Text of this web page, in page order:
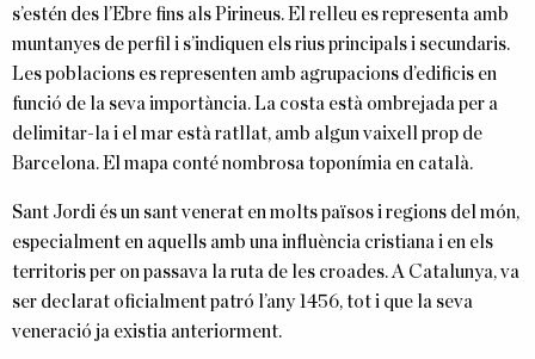
s’estén des l’Ebre fins als Pirineus. El relleu es representa amb
muntanyes de perfil i s’indiquen els rius principals i secundaris.
Les poblacions es representen amb agrupacions d’edificis en
funció de la seva importància. La costa està ombrejada per a
delimitar-la i el mar està ratllat, amb algun vaixell prop de
Barcelona. El mapa conté nombrosa toponímia en català.
Sant Jordi és un sant venerat en molts països i regions del món,
especialment en aquells amb una influència cristiana i en els
territoris per on passava la ruta de les croades. A Catalunya, va
ser declarat oficialment patró l’any 1456, tot i que la seva
veneració ja existia anteriorment.